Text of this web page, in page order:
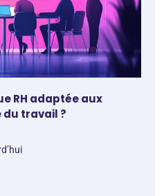
RH adaptée aux
du travail ?